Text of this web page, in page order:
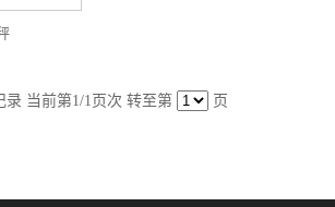
录 当前第1 /1页次 转至第 页